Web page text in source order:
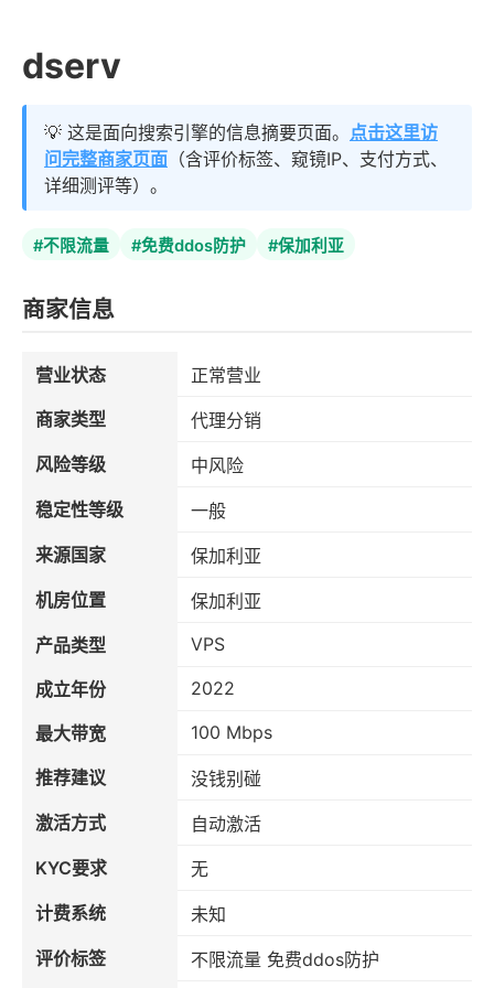
dserv
💡 这是面向搜索引擎的信息摘要页面。 点击这里访
问完整商家页面 （含评价标签、窥镜IP、支付方式、
详细测评等）。
#不限流量 #免费ddos防护 #保加利亚
商家信息
营业状态
正常营业
商家类型
代理分销
风险等级
中风险
稳定性等级
一般
来源国家
保加利亚
机房位置
保加利亚
产品类型
VPS
成立年份 2022
最大带宽 100 Mbps
推荐建议
没钱别碰
激活方式
自动激活
KYC要求
无
计费系统
未知
评价标签
不限流量 免费ddos防护